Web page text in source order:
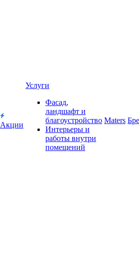
Акции
Услуги
Фасад,
ландшафт и
благоустройство
Интерьеры и
работы внутри
помещений
Maters